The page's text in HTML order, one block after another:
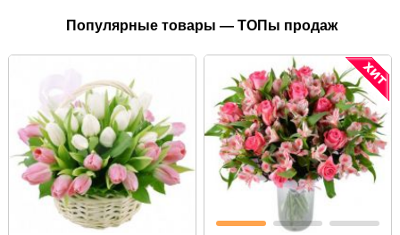
Популярные товары — ТОПы продаж